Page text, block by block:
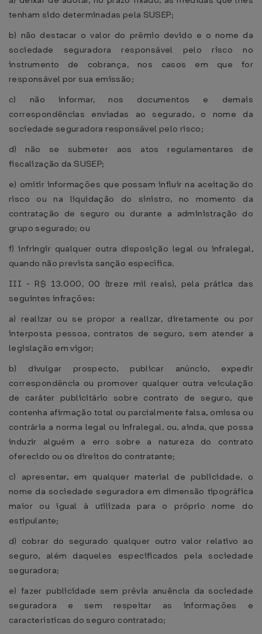
tenham sido determinadas pela SUSEP;
b) não destacar o valor do prêmio devido e o nome da
sociedade seguradora responsável pelo risco no
instrumento de cobrança, nos casos em que for
responsável por sua emissão;
c) não informar, nos documentos e demais
correspondências enviadas ao segurado, o nome da
sociedade seguradora responsável pelo risco;
d) não se submeter aos atos regulamentares de
fiscalização da SUSEP;
e) omitir informações que possam influir na aceitação do
risco ou na liquidação do sinistro, no momento da
contratação de seguro ou durante a administração do
grupo segurado; ou
f) infringir qualquer outra disposição legal ou infralegal,
quando não prevista sanção específica.
III - R$ 13.000, 00 (treze mil reais), pela prática das
seguintes infrações:
a) realizar ou se propor a realizar, diretamente ou por
interposta pessoa, contratos de seguro, sem atender a
legislação em vigor;
b) divulgar prospecto, publicar anúncio, expedir
correspondência ou promover qualquer outra veiculação
de caráter publicitário sobre contrato de seguro, que
contenha afirmação total ou parcialmente falsa, omissa ou
contrária a norma legal ou infralegal, ou, ainda, que possa
induzir alguém a erro sobre a natureza do contrato
oferecido ou os direitos do contratante;
c) apresentar, em qualquer material de publicidade, o
nome da sociedade seguradora em dimensão tipográfica
maior ou igual à utilizada para o próprio nome do
estipulante;
d) cobrar do segurado qualquer outro valor relativo ao
seguro, além daqueles especificados pela sociedade
seguradora;
e) fazer publicidade sem prévia anuência da sociedade
seguradora e sem respeitar as informações e
características do seguro contratado;